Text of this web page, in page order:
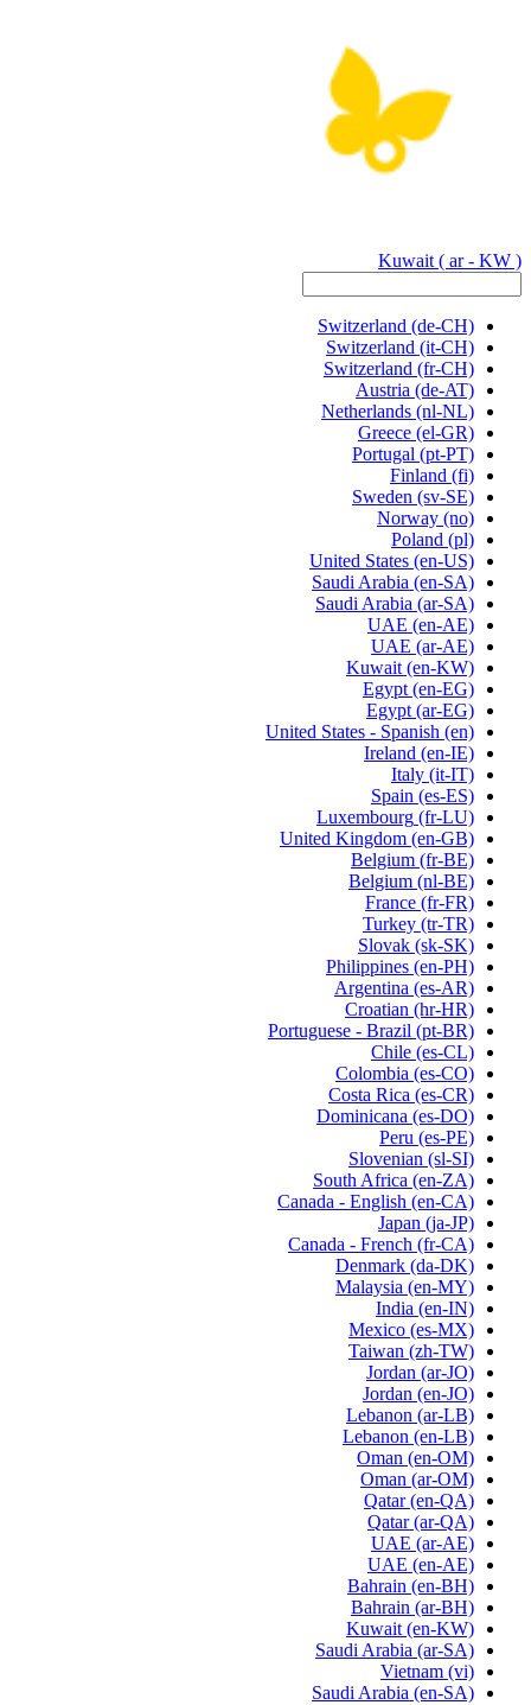
Kuwait ( ar - KW )
Switzerland (de-CH)
Switzerland (it-CH)
Switzerland (fr-CH)
Austria (de-AT)
Netherlands (nl-NL)
Greece (el-GR)
Portugal (pt-PT)
Finland (fi)
Sweden (sv-SE)
Norway (no)
Poland (pl)
United States (en-US)
Saudi Arabia (en-SA)
Saudi Arabia (ar-SA)
UAE (en-AE)
UAE (ar-AE)
Kuwait (en-KW)
Egypt (en-EG)
Egypt (ar-EG)
United States - Spanish (en)
Ireland (en-IE)
Italy (it-IT)
Spain (es-ES)
Luxembourg (fr-LU)
United Kingdom (en-GB)
Belgium (fr-BE)
Belgium (nl-BE)
France (fr-FR)
Turkey (tr-TR)
Slovak (sk-SK)
Philippines (en-PH)
Argentina (es-AR)
Croatian (hr-HR)
Portuguese - Brazil (pt-BR)
Chile (es-CL)
Colombia (es-CO)
Costa Rica (es-CR)
Dominicana (es-DO)
Peru (es-PE)
Slovenian (sl-SI)
South Africa (en-ZA)
Canada - English (en-CA)
Japan (ja-JP)
Canada - French (fr-CA)
Denmark (da-DK)
Malaysia (en-MY)
India (en-IN)
Mexico (es-MX)
Taiwan (zh-TW)
Jordan (ar-JO)
Jordan (en-JO)
Lebanon (ar-LB)
Lebanon (en-LB)
Oman (en-OM)
Oman (ar-OM)
Qatar (en-QA)
Qatar (ar-QA)
UAE (ar-AE)
UAE (en-AE)
Bahrain (en-BH)
Bahrain (ar-BH)
Kuwait (en-KW)
Saudi Arabia (ar-SA)
Vietnam (vi)
Saudi Arabia (en-SA)